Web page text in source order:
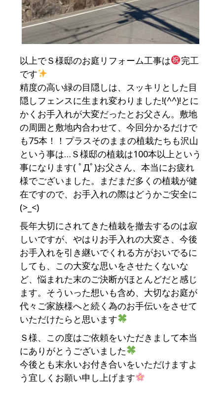
以上でＳ様邸のお庭リフォーム工事は
完工
です
精度の高い緑の目隠しは、スッキリとした目
隠しフェンスに生まれ変わりました!(^^)!とに
かくお手入れが大変だったとお父さん。敷地
の周囲と敷地内合わせて、今回分かるだけで
も75本！！プラスそのままの植栽たちも沢山
という事は…Ｓ様邸の植栽は100本以上という
事になります( ﾟДﾟ)お父さん、本当にお疲れ
様でございました。まだまだ多くの植栽が健
在ですので、お手入れの際はどうかご安全に
(>_<)
長年大切にされてきた植栽を撤去するのは寂
しいですが、やはりお手入れの大変さ、今後
お手入れを引き継いでくれる方がおいでるに
しても、この大変な思いをさせたくないな
ど、悩まれた末のご決断がほとんどだと感じ
ます。そういった想いも含め、大切なお庭が
代々ご家族様へと続く為のお手伝いをさせて
いただけたらと思います
Ｓ様、この度はご依頼をいただきまして本当
にありがとうございました
今後とも末永いお付き合いをいただけますよ
う宜しくお願い申し上げます